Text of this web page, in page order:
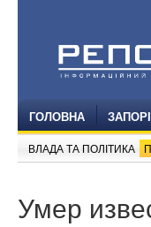
ГОЛОВНА
ВЛАДА ТА ПОЛІТИКА
Умер